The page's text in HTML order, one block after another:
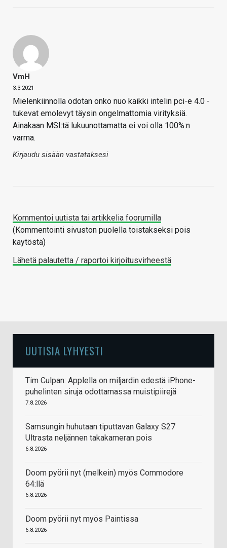
VmH
3.3.2021
Mielenkiinnolla odotan onko nuo kaikki intelin pci-e 4.0 -
tukevat emolevyt täysin ongelmattomia virityksiä.
Ainakaan MSI:tä lukuunottamatta ei voi olla 100%:n
varma.
Kirjaudu sisään vastataksesi
Kommentoi uutista tai artikkelia foorumilla
(Kommentointi sivuston puolella toistakseksi pois
käytöstä)
Lähetä palautetta / raportoi kirjoitusvirheestä
UUTISIA LYHYESTI
Tim Culpan: Applella on miljardin edestä iPhone-
puhelinten siruja odottamassa muistipiirejä
7.8.2026
Samsungin huhutaan tiputtavan Galaxy S27
Ultrasta neljännen takakameran pois
6.8.2026
Doom pyörii nyt (melkein) myös Commodore
64:llä
6.8.2026
Doom pyörii nyt myös Paintissa
6.8.2026